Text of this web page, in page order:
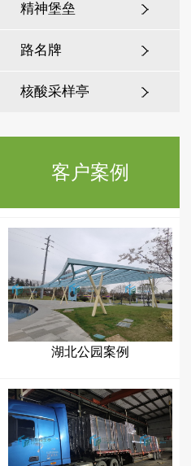
精神堡垒
路名牌
核酸采样亭
客户案例
常州公园案例
长沙公园案例
湖北公园案例